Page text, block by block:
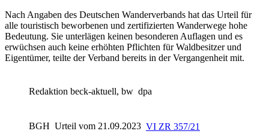
Nach Angaben des Deutschen Wanderverbands hat das Urteil für
alle touristisch beworbenen und zertifizierten Wanderwege hohe
Bedeutung. Sie unterlägen keinen besonderen Auflagen und es
erwüchsen auch keine erhöhten Pflichten für Waldbesitzer und
Eigentümer, teilte der Verband bereits in der Vergangenheit mit.
Redaktion beck-aktuell, bw dpa
BGH Urteil vom 21.09.2023 VI ZR 357/21